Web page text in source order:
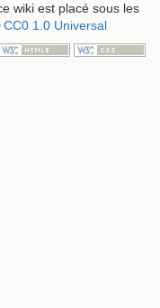
wiki est placé sous les
CC0 1.0 Universal